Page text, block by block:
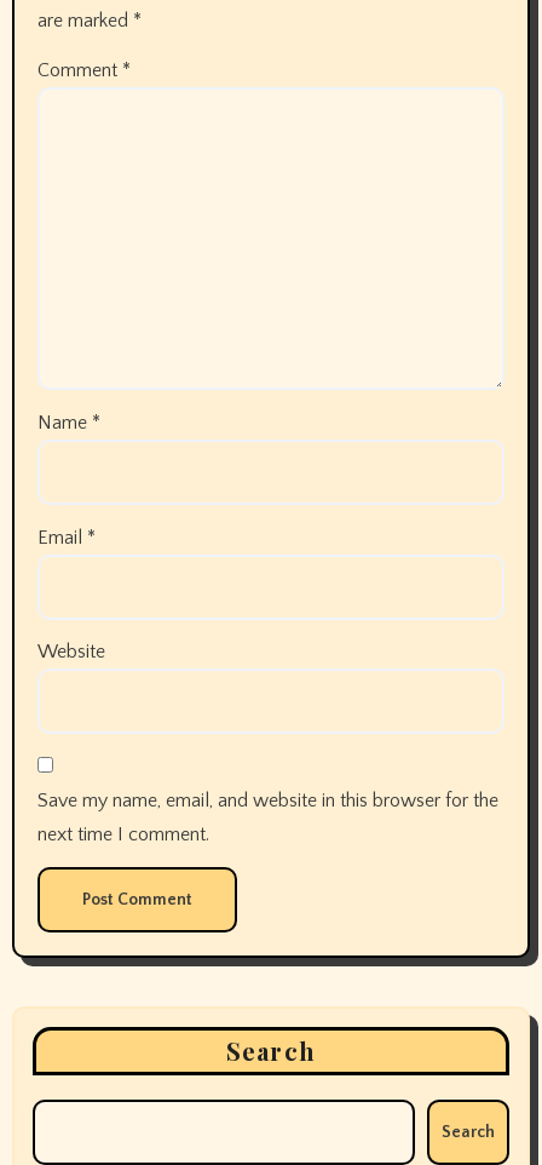
are marked *
Comment *
Name *
Email *
Website
Save my name, email, and website in this browser for the
next time I comment.
Search
Search